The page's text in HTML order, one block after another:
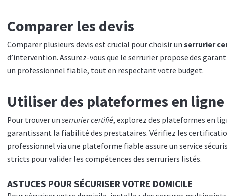
Comparer les devis
Comparer plusieurs devis est crucial pour choisir un serrurier
d’intervention. Assurez-vous que le serrurier propose des
un professionnel fiable, tout en respectant votre budget.
Utiliser des plateformes en
Pour trouver un serrurier certifié, explorez des plateformes en
garantissant la fiabilité des prestataires. Vérifiez les
professionnel via une plateforme fiable assure un service
stricts pour valider les compétences des serruriers listés.
ASTUCES POUR SÉCURISER VOTRE DOMICILE